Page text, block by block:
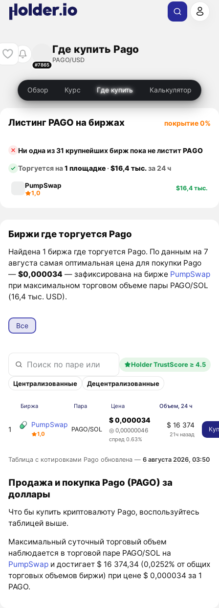
#7865
Где купить Pago
PAGO/USD
Обзор Курс Где купить Калькулятор
Листинг PAGO на биржах покрытие 0%
Ни одна из 31 крупнейших бирж пока не листитPAGO
Торгуется на1 площадке ·$16,4 тыс.за 24 ч
PumpSwap
1,0
$16,4 тыс.
Биржи где торгуется Pago
Найдена 1 биржа где торгуется Pago. По данным на 7
августа самая оптимальная цена для покупки Pago
—$0,000034 — зафиксирована на бирже PumpSwap
при максимальном торговом объеме пары PAGO/SOL
(16,4 тыс. USD).
Все
Holder TrustScore ≥ 4.5
Централизованные Децентрализованные
Биржа Пара Цена Объем, 24 ч
1
PumpSwap
1,0
PAGO/SOL
$ 0,000034
◎ 0,00000046
спред 0.63%
$ 16 374
21ч назад
Таблица с котировками Pago обновлена —6 августа 2026, 03:50
Продажа и покупка Pago (PAGO) за
доллары
Что бы купить криптовалюту Pago, воспользуйтесь
таблицей выше.
Максимальный суточный торговый объем
наблюдается в торговой паре PAGO/SOL на
PumpSwap и достигает $ 16 374,34 (0,0252% от общих
торговых объемов биржи) при цене $ 0,000034 за 1
PAGO.